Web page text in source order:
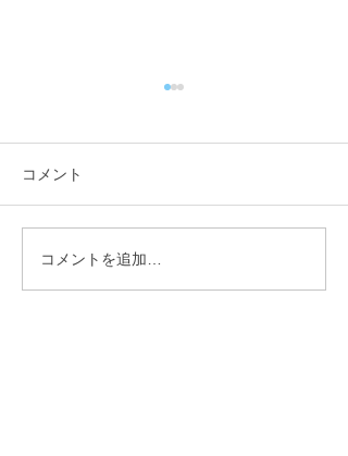
【行政視察】愛媛県西予
市_オフィス改革の取組み
コメント
コメントを追加…